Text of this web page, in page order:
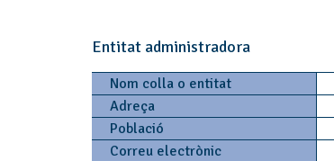
Entitat administradora
Nom colla o entitat
Adreça
Població
Correu electrònic